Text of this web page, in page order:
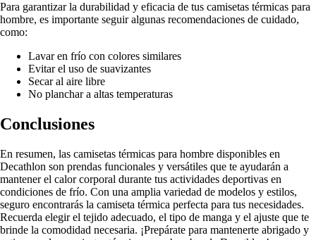
Para garantizar la durabilidad y eficacia de tus camisetas térmicas para
hombre, es importante seguir algunas recomendaciones de cuidado,
como:
Lavar en frío con colores similares
Evitar el uso de suavizantes
Secar al aire libre
No planchar a altas temperaturas
Conclusiones
En resumen, las camisetas térmicas para hombre disponibles en
Decathlon son prendas funcionales y versátiles que te ayudarán a
mantener el calor corporal durante tus actividades deportivas en
condiciones de frío. Con una amplia variedad de modelos y estilos,
seguro encontrarás la camiseta térmica perfecta para tus necesidades.
Recuerda elegir el tejido adecuado, el tipo de manga y el ajuste que te
brinde la comodidad necesaria. ¡Prepárate para mantenerte abrigado y